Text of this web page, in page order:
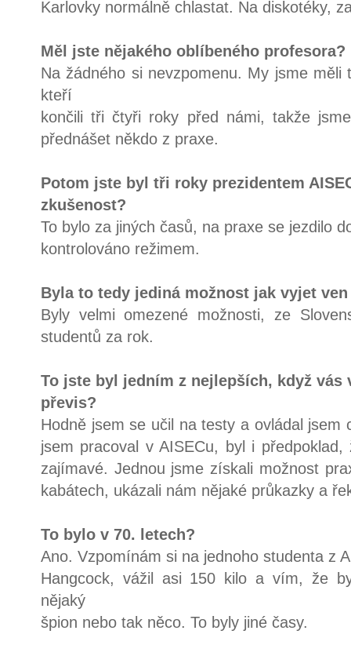
Karlovky normálně chlastat. Na diskotéky,
Měl jste nějakého oblíbeného profesora?
Na žádného si nevzpomenu. My jsme
kteří
končili tři čtyři roky před námi, takže
přednášet někdo z praxe.
Potom jste byl tři roky prezidentem
zkušenost?
To bylo za jiných časů, na praxe se jezdilo
kontrolováno režimem.
Byla to tedy jediná možnost jak vyjet
Byly velmi omezené možnosti, ze
studentů za rok.
To jste byl jedním z nejlepších, když
převis?
Hodně jsem se učil na testy a ovládal jsem
jsem pracoval v AISECu, byl i
zajímavé. Jednou jsme získali možnost
kabátech, ukázali nám nějaké průkazky a
To bylo v 70. letech?
Ano. Vzpomínám si na jednoho studenta z
Hangcock, vážil asi 150 kilo a vím, že
nějaký
špion nebo tak něco. To byly jiné časy.